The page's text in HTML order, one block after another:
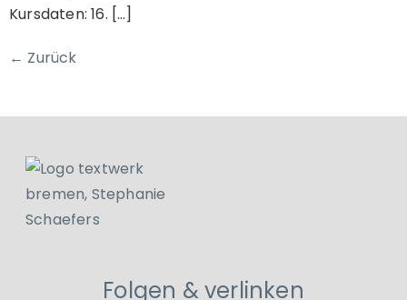
Kursdaten: 16. […]
← Zurück
Folgen & verlinken